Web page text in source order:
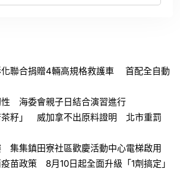
化聯合捐贈4輛高規格救護車 首配全自動
性 海委會親子日結合演習進行
茶籽」 威加拿不出原料證明 北市重罰
集集鎮田寮社區歡慶活動中心電梯啟用
苗政策 8月10日起全面升級「1劑搞定」